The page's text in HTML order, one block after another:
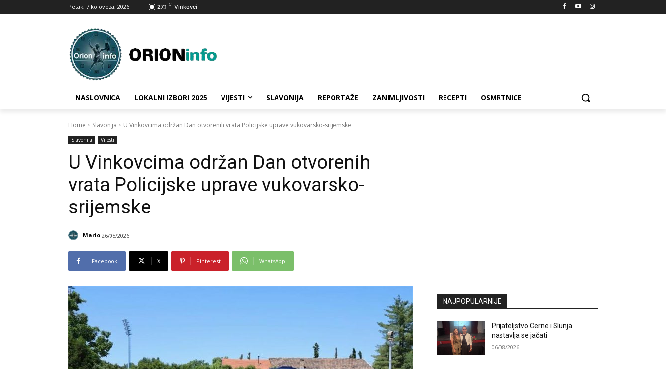
Petak, 7 kolovoza, 2026 27.1 C Vinkovci
NASLOVNICA LOKALNI IZBORI 2025 VIJESTI SLAVONIJA REPORTAŽE ZANIMLJIVOSTI RECEPTI OSMRTNICE
Home Slavonija U Vinkovcima održan Dan otvorenih vrata Policijske uprave vukovarsko-srijemske
Slavonija Vijesti
U Vinkovcima održan Dan otvorenih
vrata Policijske uprave vukovarsko-
srijemske
Mario 26/05/2026
Facebook X Pinterest WhatsApp
NAJPOPULARNIJE
Prijateljstvo Cerne i Slunja
nastavlja se jačati
06/08/2026